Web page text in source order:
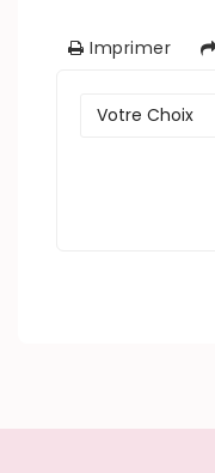
Imprimer